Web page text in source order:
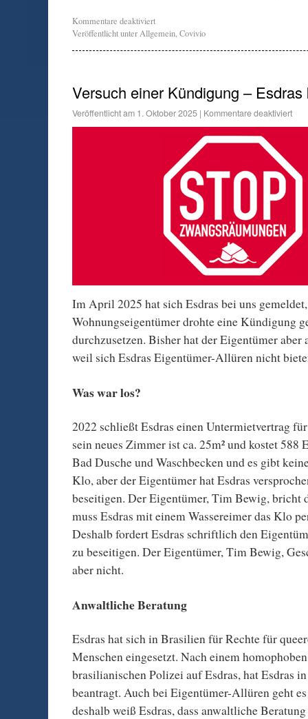
Kommentare deaktiviert
Veröffentlicht unterAllgemein,Covivio
Versuch einer Kündigung – Esdras
Veröffentlicht am 1. Oktober 2025 | Kommentare deaktiviert
Im April 2025 hat sich Esdras bei uns
Wohnungseigentümer drohte eine Kündigung
durchzusetzen. Bisher hat der Eigentümer aber
weil sich Esdras Eigentümer-Allüren nicht
Was war los?
2022 schließt Esdras einen Untermietvertrag
sein neues Zimmer ist ca. 25m² und kostet 588
Bad Dusche und Waschbecken und es gibt
Klo, aber der Eigentümer hat Esdras
beseitigen. Der Eigentümer, Tim Bewig, bricht
muss Esdras mit einem Wassereimer das Klo
Deshalb fordert Esdras schriftlich den
zu beseitigen. Der Eigentümer, Tim Bewig,
aber nicht.
Anwaltliche Beratung
Esdras hat sich in Brasilien für Rechte für
Menschen eingesetzt. Nach einem
brasilianischen Polizei auf Esdras, hat Esdras
beantragt. Auch bei Eigentümer-Allüren geht
deshalb weiß Esdras, dass anwaltliche